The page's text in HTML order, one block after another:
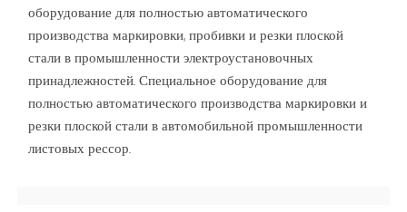
оборудование для полностью автоматического
производства маркировки, пробивки и резки плоской
стали в промышленности электроустановочных
принадлежностей. Специальное оборудование для
полностью автоматического производства маркировки и
резки плоской стали в автомобильной промышленности
листовых рессор.